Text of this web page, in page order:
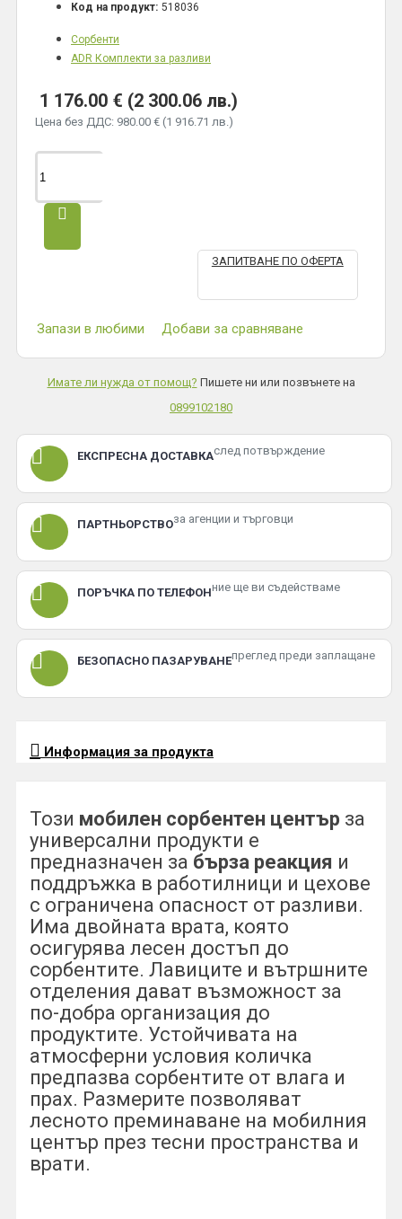
1 176.00 € (2 300.06 лв.)
Цена без ДДС: 980.00 € (1 916.71 лв.)
Код на продукт: 518036
Сорбенти
ADR Комплекти за разливи
ЗАПИТВАНЕ ПО ОФЕРТА
Запази в любими Добави за сравняване
Имате ли нужда от помощ? Пишете ни или позвънете на
0899102180
ЕКСПРЕСНА ДОСТАВКАслед потвърждение
ПАРТНЬОРСТВОза агенции и търговци
ПОРЪЧКА ПО ТЕЛЕФОНние ще ви съдействаме
БЕЗОПАСНО ПАЗАРУВАНЕпреглед преди заплащане
Информация за продукта
Този мобилен сорбентен център за
универсални продукти е
предназначен за бърза реакция и
поддръжка в работилници и цехове
с ограничена опасност от разливи.
Има двойната врата, която
осигурява лесен достъп до
сорбентите. Лавиците и вътршните
отделения дават възможност за
по-добра организация до
продуктите. Устойчивата на
атмосферни условия количка
предпазва сорбентите от влага и
прах. Размерите позволяват
лесното преминаване на мобилния
център през тесни пространства и
врати.